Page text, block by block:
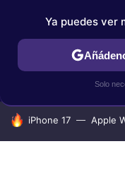
IPHONE
HOY SE HABLA DE
iPhone 17 Apple
Ya puedes ver
Solo